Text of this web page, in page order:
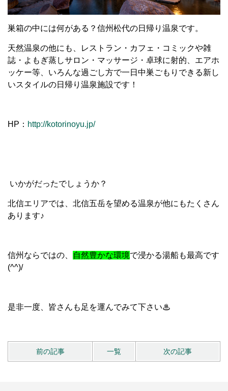
巣箱の中には何がある？信州松代の日帰り温泉です。
天然温泉の他にも、レストラン・カフェ・コミックや雑
誌・よもぎ蒸しサロン・マッサージ・卓球に射的、エアホ
ッケー等、いろんな過ごし方で一日中巣ごもりできる新し
いスタイルの日帰り温泉施設です！
HP： http://kotorinoyu.jp/
いかがだったでしょうか？
北信エリアでは、北信五岳を望める温泉が他にもたくさん
あります♪
信州ならではの、 自然豊かな環境で浸かる湯船も最高です
(^^)/
是非一度、皆さんも足を運んでみて下さい♨
前の記事 一覧 次の記事